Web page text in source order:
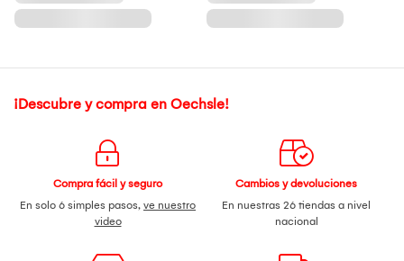
¡Descubre y compra en Oechsle!
Compra fácil y seguro
En solo 6 simples pasos, ve nuestro
video
Cambios y devoluciones
En nuestras 26 tiendas a nivel
nacional